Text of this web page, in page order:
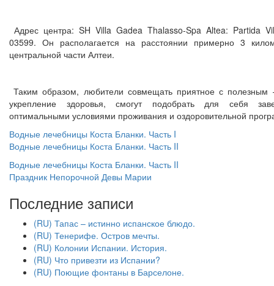
Адрес центра: SH Villa Gadea Thalasso-Spa Altea: Partida
03599. Он располагается на расстоянии примерно 3
центральной части Алтеи.
Таким образом, любители совмещать приятное с полезным
укрепление здоровья, смогут подобрать для себя
оптимальными условиями проживания и оздоровительной
Водные лечебницы Коста Бланки. Часть I
Водные лечебницы Коста Бланки. Часть II
Водные лечебницы Коста Бланки. Часть II
Праздник Непорочной Девы Марии
Последние записи
(RU) Тапас – истинно испанское блюдо.
(RU) Тенерифе. Остров мечты.
(RU) Колонии Испании. История.
(RU) Что привезти из Испании?
(RU) Поющие фонтаны в Барселоне.